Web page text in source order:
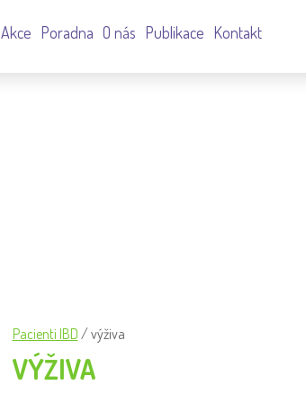
Akce Poradna O nás Publikace Kontakt
Pacienti IBD / výživa
VÝŽIVA